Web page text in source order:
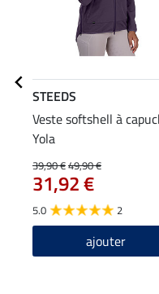
STEEDS
Veste softshell à
Yola
39,90 €49,90 €
31,92 €
5.0 2
ajouter